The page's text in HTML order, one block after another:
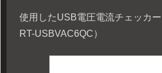
使用したUSB電圧電流チェッカ
RT-USBVAC6QC）